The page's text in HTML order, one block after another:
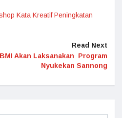
Kata Kreatif Peningkatan
Read Next
Akan Laksanakan Program
Nyukekan Sannong